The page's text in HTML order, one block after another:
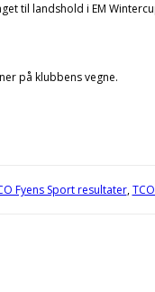
til landshold i EM
på klubbens vegne.
Fyens Sport resultater,